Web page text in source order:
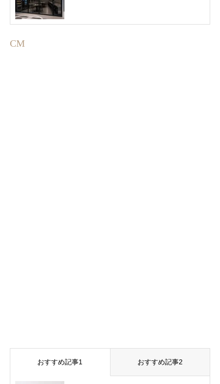
CM
おすすめ記事1 おすすめ記事2